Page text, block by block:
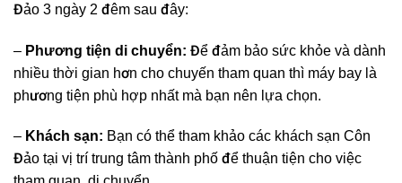
Đảo 3 ngày 2 đêm sau đây:
– Phương tiện di chuyển: Để đảm bảo sức khỏe và dành
nhiều thời gian hơn cho chuyến tham quan thì máy bay là
phương tiện phù hợp nhất mà bạn nên lựa chọn.
– Khách sạn: Bạn có thể tham khảo các khách sạn Côn
Đảo tại vị trí trung tâm thành phố để thuận tiện cho việc